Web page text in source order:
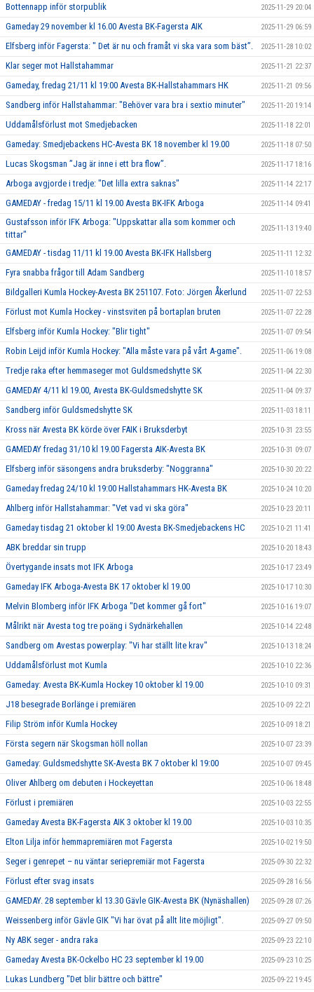
Bottennapp inför storpublik 2025-11-29 20:04
Gameday 29 november kl 16.00 Avesta BK-Fagersta AIK 2025-11-29 06:59
Elfsberg inför Fagersta: " Det är nu och framåt vi ska vara som bäst”. 2025-11-28 10:02
Klar seger mot Hallstahammar 2025-11-21 22:37
Gameday, fredag 21/11 kl 19:00 Avesta BK-Hallstahammars HK 2025-11-21 09:56
Sandberg inför Hallstahammar: "Behöver vara bra i sextio minuter" 2025-11-20 19:14
Uddamålsförlust mot Smedjebacken 2025-11-18 22:01
Gameday: Smedjebackens HC-Avesta BK 18 november kl 19.00 2025-11-18 07:50
Lucas Skogsman ”Jag är inne i ett bra flow”. 2025-11-17 18:16
Arboga avgjorde i tredje: "Det lilla extra saknas" 2025-11-14 22:17
GAMEDAY - fredag 15/11 kl 19.00 Avesta BK-IFK Arboga 2025-11-14 09:41
Gustafsson inför IFK Arboga: "Uppskattar alla som kommer och
tittar"
2025-11-13 19:40
GAMEDAY - tisdag 11/11 kl 19.00 Avesta BK-IFK Hallsberg 2025-11-11 12:32
Fyra snabba frågor till Adam Sandberg 2025-11-10 18:57
Bildgalleri Kumla Hockey-Avesta BK 251107. Foto: Jörgen Åkerlund 2025-11-07 22:53
Förlust mot Kumla Hockey - vinstsviten på bortaplan bruten 2025-11-07 22:28
Elfsberg inför Kumla Hockey: "Blir tight" 2025-11-07 09:54
Robin Leijd inför Kumla Hockey: "Alla måste vara på vårt A-game". 2025-11-06 19:08
Tredje raka efter hemmaseger mot Guldsmedshytte SK 2025-11-04 22:30
GAMEDAY 4/11 kl 19.00, Avesta BK-Guldsmedshytte SK 2025-11-04 09:37
Sandberg inför Guldsmedshytte SK 2025-11-03 18:11
Kross när Avesta BK körde över FAIK i Bruksderbyt 2025-10-31 23:55
GAMEDAY fredag 31/10 kl 19.00 Fagersta AIK-Avesta BK 2025-10-31 09:07
Elfsberg inför säsongens andra bruksderby: "Noggranna" 2025-10-30 20:22
Gameday fredag 24/10 kl 19:00 Hallstahammars HK-Avesta BK 2025-10-24 10:20
Ahlberg inför Hallstahammar: "Vet vad vi ska göra" 2025-10-23 20:11
Gameday tisdag 21 oktober kl 19:00 Avesta BK-Smedjebackens HC 2025-10-21 11:41
ABK breddar sin trupp 2025-10-20 18:43
Övertygande insats mot IFK Arboga 2025-10-17 23:49
Gameday IFK Arboga-Avesta BK 17 oktober kl 19.00 2025-10-17 10:30
Melvin Blomberg inför IFK Arboga "Det kommer gå fort" 2025-10-16 19:07
Målrikt när Avesta tog tre poäng i Sydnärkehallen 2025-10-14 22:48
Sandberg om Avestas powerplay: "Vi har ställt lite krav" 2025-10-13 18:24
Uddamålsförlust mot Kumla 2025-10-10 22:36
Gameday: Avesta BK-Kumla Hockey 10 oktober kl 19.00 2025-10-10 09:31
J18 besegrade Borlänge i premiären 2025-10-09 22:21
Filip Ström inför Kumla Hockey 2025-10-09 18:21
Första segern när Skogsman höll nollan 2025-10-07 23:39
Gameday: Guldsmedshytte SK-Avesta BK 7 oktober kl 19:00 2025-10-07 09:45
Oliver Ahlberg om debuten i Hockeyettan 2025-10-06 18:48
Förlust i premiären 2025-10-03 22:55
Gameday Avesta BK-Fagersta AIK 3 oktober kl 19.00 2025-10-03 10:35
Elton Lilja inför hemmapremiären mot Fagersta 2025-10-02 19:50
Seger i genrepet – nu väntar seriepremiär mot Fagersta 2025-09-30 22:32
Förlust efter svag insats 2025-09-28 16:56
GAMEDAY. 28 september kl 13.30 Gävle GIK-Avesta BK (Nynäshallen) 2025-09-28 07:26
Weissenberg inför Gävle GIK "Vi har övat på allt lite möjligt". 2025-09-27 09:50
Ny ABK seger - andra raka 2025-09-23 22:10
Gameday Avesta BK-Ockelbo HC 23 september kl 19.00 2025-09-23 10:25
Lukas Lundberg "Det blir bättre och bättre" 2025-09-22 19:45